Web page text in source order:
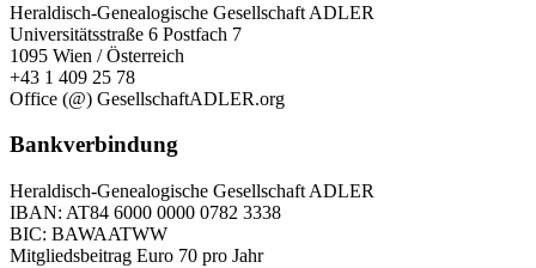
Heraldisch-Genealogische Gesellschaft ADLER
Universitätsstraße 6 Postfach 7
1095 Wien / Österreich
+43 1 409 25 78
Office (@) GesellschaftADLER.org
Bankverbindung
Heraldisch-Genealogische Gesellschaft ADLER
IBAN: AT84 6000 0000 0782 3338
BIC: BAWAATWW
Mitgliedsbeitrag Euro 70 pro Jahr